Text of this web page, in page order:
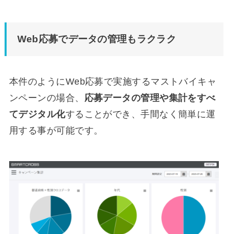
Web応募でデータの管理もラクラク
本件のようにWeb応募で実施するマストバイキャ
ンペーンの場合、 応募データの管理や集計をすべ
てデジタル化することができ、手間なく簡単に運
用する事が可能です。